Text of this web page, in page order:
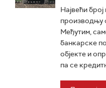
Највећи
производњу
Међутим,
банкарске
објекте и
па се